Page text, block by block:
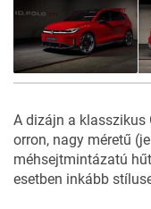
A dizájn a klasszikus
orron, nagy méretű
méhsejtmintázatú
esetben inkább